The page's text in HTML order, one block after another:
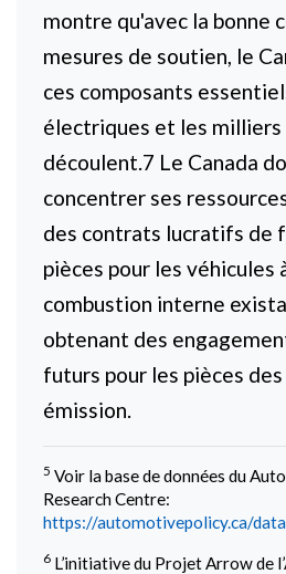
montre qu'avec la bonne
mesures de soutien, le
ces composants
électriques et les milliers
découlent.7 Le Canada
concentrer ses
des contrats lucratifs de
pièces pour les véhicules
combustion interne
obtenant des
futurs pour les pièces
émission.
5 Voir la base de données du
Research Centre:
https://automotivepolicy.ca/
6 L’initiative du Projet Arrow de